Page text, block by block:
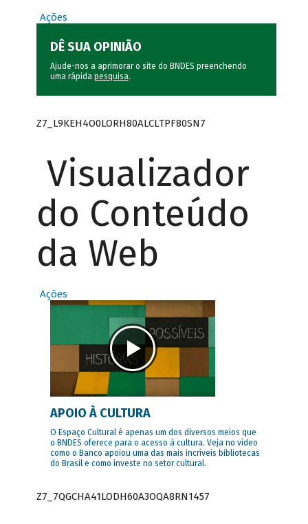
Ações
DÊ SUA OPINIÃO
Ajude-nos a aprimorar o site do BNDES preenchendo
uma rápida pesquisa.
Z7_L9KEH4O0LORH80ALCLTPF80SN7
Visualizador
do Conteúdo
da Web
Ações
APOIO À CULTURA
O Espaço Cultural é apenas um dos diversos meios que
o BNDES oferece para o acesso à cultura. Veja no vídeo
como o Banco apoiou uma das mais incríveis bibliotecas
do Brasil e como investe no setor cultural.
Z7_7QGCHA41LODH60A3OQA8RN1457